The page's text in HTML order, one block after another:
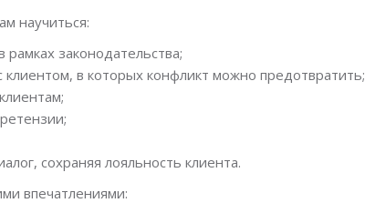
научиться:
рамках законодательства;
клиентом, в которых конфликт можно предотвратить;
сохраняя лояльность клиента.
впечатлениями: